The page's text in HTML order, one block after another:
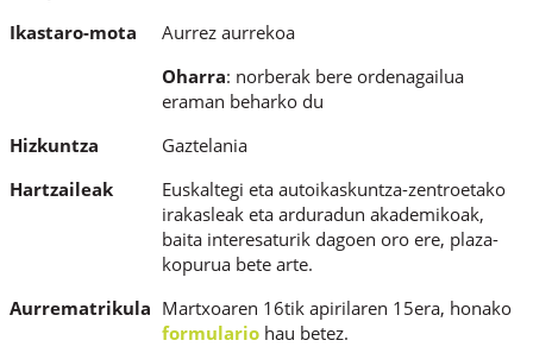
Ikastaro-mota
Aurrez aurrekoa
Oharra: norberak bere ordenagailua
eraman beharko du
Hizkuntza
Gaztelania
Hartzaileak
Euskaltegi eta autoikaskuntza-zentroetako
irakasleak eta arduradun akademikoak,
baita interesaturik dagoen oro ere, plaza-
kopurua bete arte.
Aurrematrikula Martxoaren 16tik apirilaren 15era, honako
formulario hau betez.